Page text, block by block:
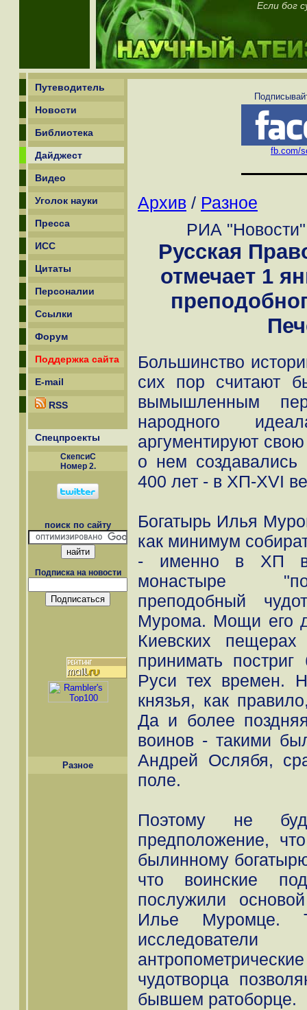
Если бог
Путеводитель
Новости
Библиотека
Дайджест
Видео
Уголок науки
Пресса
ИСС
Цитаты
Персоналии
Ссылки
Форум
Поддержка сайта
E-mail
RSS
Спецпроекты
СкепсиС
Номер 2.
поиск по сайту
Подписка на новости
Разное
fb.com/
Архив / Разное
РИА
Русская
отмечает 1
Большинство
сих пор считают
вымышленным
народного
аргументируют
о нем
400 лет - в XП-XVI
Богатырь Илья
как минимум
- именно в XП
монастыре
преподобный
Мурома. Мощи его
Киевских
принимать
Руси тех времен.
князья, как
Да и более
воинов - такими
Андрей Ослябя,
поле.
Поэтому не
предположение,
былинному
что воинские
послужили
Илье Муромце.
чудотворца
бывшем ратоборце.